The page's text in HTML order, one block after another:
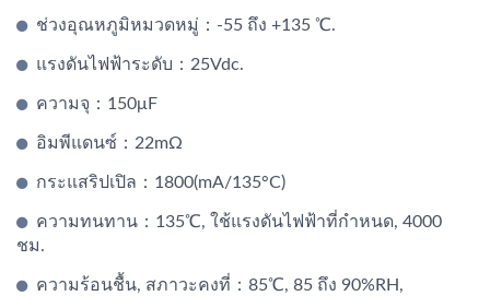
ช่วงอุณหภูมิหมวดหมู่：-55 ถึง +135 ℃.
แรงดันไฟฟ้าระดับ：25Vdc.
ความจุ：150μF
อิมพีแดนซ์：22mΩ
กระแสริปเปิล：1800(mA/135°C)
ความทนทาน：135℃, ใช้แรงดันไฟฟ้าที่กำหนด, 4000
ชม.
ความร้อนชื้น, สภาวะคงที่：85℃, 85 ถึง 90%RH,